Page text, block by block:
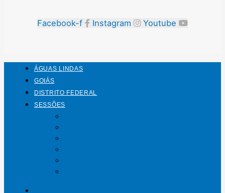
Facebook-f Instagram Youtube
ÁGUAS LINDAS
GOIÁS
DISTRITO FEDERAL
SESSÕES